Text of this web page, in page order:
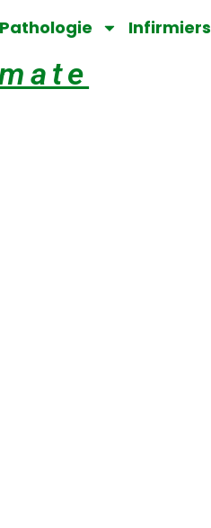
Pathologie Infirmiers